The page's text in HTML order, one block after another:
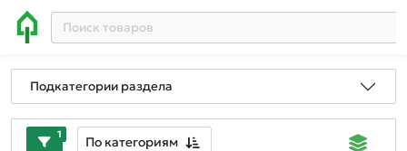
Подкатегории раздела
1 По категориям